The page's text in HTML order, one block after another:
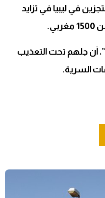
في ليبيا في تزايد
أن جلهم تحت التعذيب
السرية.